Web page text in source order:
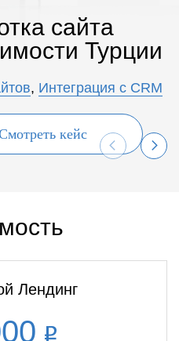
сайта
Турции
, Интеграция с CRM
кейс
Лендинг